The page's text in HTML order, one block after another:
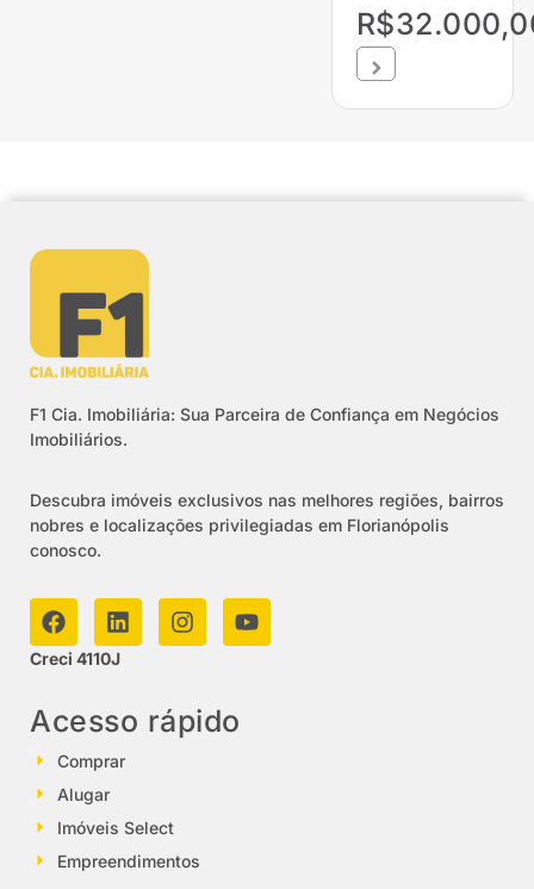
F1 Cia. Imobiliária: Sua Parceira de Confiança em Negócios
Imobiliários.
Descubra imóveis exclusivos nas melhores regiões, bairros
nobres e localizações privilegiadas em Florianópolis
conosco.
Creci 4110J
Acesso rápido
Comprar
Alugar
Imóveis Select
Empreendimentos